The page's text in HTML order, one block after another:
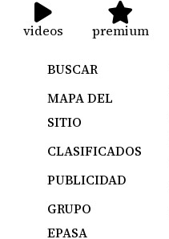
videos premium
BUSCAR
MAPA DEL
SITIO
CLASIFICADOS
PUBLICIDAD
GRUPO
EPASA